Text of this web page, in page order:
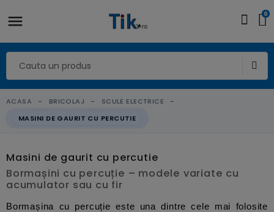
0
ACASA BRICOLAJ
SCULE ELECTRICE
MASINI DE GAURIT CU PERCUTIE
Masini de gaurit cu percutie
Bormașini cu percuție – modele variate cu
acumulator sau cu fir
Bormașina cu percuție este una dintre cele mai folosite